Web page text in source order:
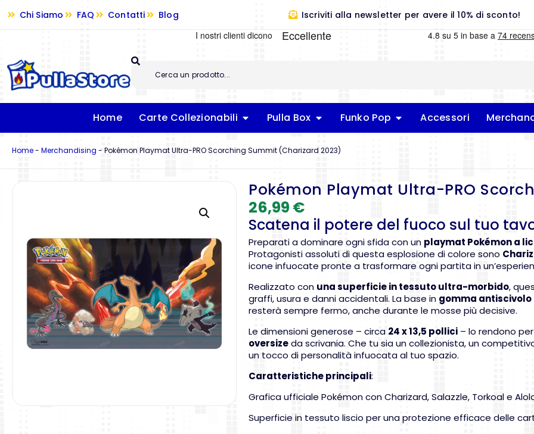
Chi Siamo FAQ Contatti Blog Iscriviti alla newsletter per avere il 10% di sconto!
Home Carte Collezionabili Pulla Box Funko Pop Accessori
Home- Merchandising - Pokémon Playmat Ultra-PRO Scorching Summit (Charizard 2023)
Pokémon Playmat Ultra-PRO
26,99 €
Scatena il potere del fuoco sul tuo
Preparati a dominare ogni sfida con un playmat Pokémon a
Protagonisti assoluti di questa esplosione di colore sono
icone infuocate pronte a trasformare ogni partita in
Realizzato con una superficie in tessuto ultra-morbido,
graffi, usura e danni accidentali. La base in gomma antiscivolo
resterà sempre fermo, anche durante le mosse più decisive.
Le dimensioni generose – circa 24 x 13,5 pollici – lo rendono
oversizeda scrivania. Che tu sia un collezionista, un
un tocco di personalità infuocata al tuo spazio.
Caratteristiche principali:
Grafica ufficiale Pokémon con Charizard, Salazzle, Torkoal e
Superficie in tessuto liscio per una protezione efficace delle